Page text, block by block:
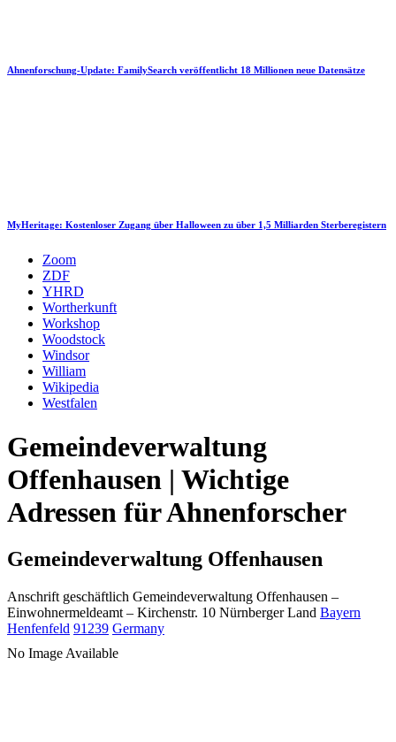
Ahnenforschung-Update: FamilySearch veröffentlicht 18 Millionen neue Datensätze
MyHeritage: Kostenloser Zugang über Halloween zu über 1,5 Milliarden Sterberegistern
Zoom
ZDF
YHRD
Wortherkunft
Workshop
Woodstock
Windsor
William
Wikipedia
Westfalen
Gemeindeverwaltung
Offenhausen | Wichtige
Adressen für Ahnenforscher
Gemeindeverwaltung Offenhausen
Anschrift geschäftlich Gemeindeverwaltung Offenhausen –
Einwohnermeldeamt – Kirchenstr. 10 Nürnberger Land Bayern
Henfenfeld 91239 Germany
No Image Available